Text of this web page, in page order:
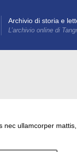
Archivio di storia e
L’archivio online di
ullamcorper